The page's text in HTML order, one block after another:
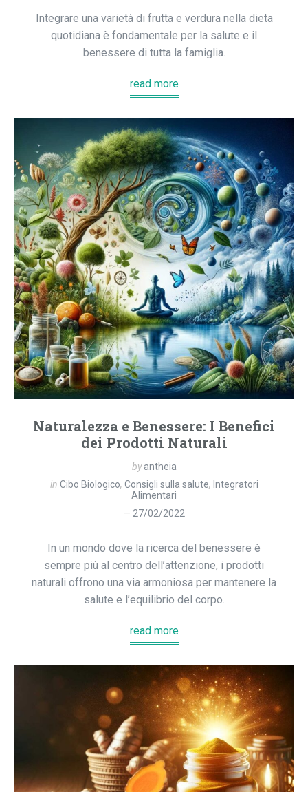
Integrare una varietà di frutta e verdura nella dieta
quotidiana è fondamentale per la salute e il
benessere di tutta la famiglia.
read more
Naturalezza e Benessere: I Benefici
dei Prodotti Naturali
byantheia
in Cibo Biologico, Consigli sulla salute, Integratori
Alimentari
27/02/2022
In un mondo dove la ricerca del benessere è
sempre più al centro dell’attenzione, i prodotti
naturali offrono una via armoniosa per mantenere la
salute e l’equilibrio del corpo.
read more